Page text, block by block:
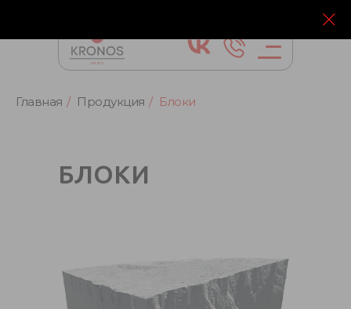
Главная / Продукция / Блоки
БЛОКИ